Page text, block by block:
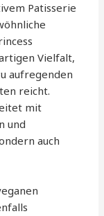
Patisserie
Vielfalt,
aufregenden
reicht.
mit
und
auch